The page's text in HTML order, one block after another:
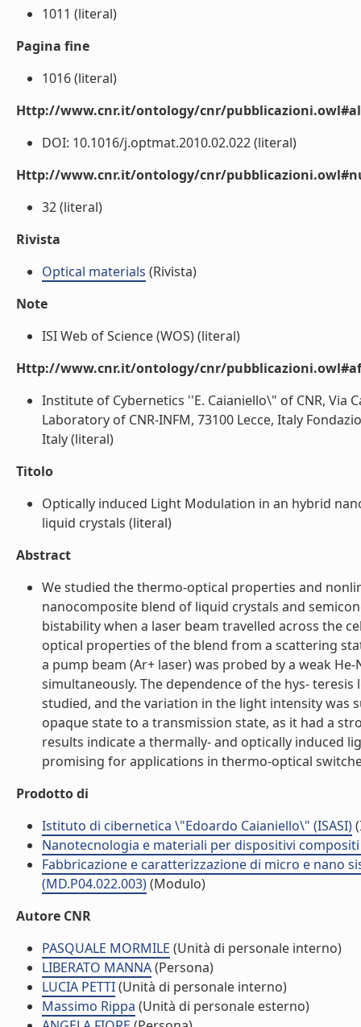
1011 (literal)
Pagina fine
1016 (literal)
Http://www.cnr.it/ontology/cnr/
DOI: 10.1016/j.optmat.2010.02.022 (literal)
Http://www.cnr.it/ontology/cnr/
32 (literal)
Rivista
Optical materials (Rivista)
Note
ISI Web of Science (WOS) (literal)
Http://www.cnr.it/ontology/cnr/
Institute of Cybernetics ''E. Caianiello\" of CNR, Via
Laboratory of CNR-INFM, 73100 Lecce, Italy
Italy (literal)
Titolo
Optically induced Light Modulation in an hybrid
liquid crystals (literal)
Abstract
We studied the thermo-optical properties and
nanocomposite blend of liquid crystals and
bistability when a laser beam travelled across the
optical properties of the blend from a scattering
a pump beam (Ar+ laser) was probed by a weak
simultaneously. The dependence of the hys-
studied, and the variation in the light intensity was
opaque state to a transmission state, as it had a
results indicate a thermally- and optically induced
promising for applications in thermo-optical
Prodotto di
Istituto di cibernetica \"Edoardo Caianiello\" (ISASI)
Nanotecnologia e materiali per dispositivi compositi
Fabbricazione e caratterizzazione di micro e nano
(MD.P04.022.003)(Modulo)
Autore CNR
PASQUALE MORMILE (Unità di personale interno)
LIBERATO MANNA(Persona)
LUCIA PETTI(Unità di personale interno)
Massimo Rippa (Unità di personale esterno)